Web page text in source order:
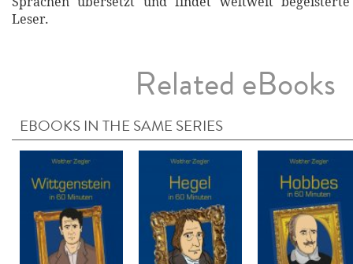
Leser.
Related eBooks
EBOOKS IN THE SAME SERIES